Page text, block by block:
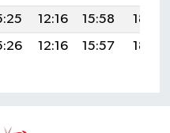
12:16 15:58
18:57
12:16 15:57 18:56